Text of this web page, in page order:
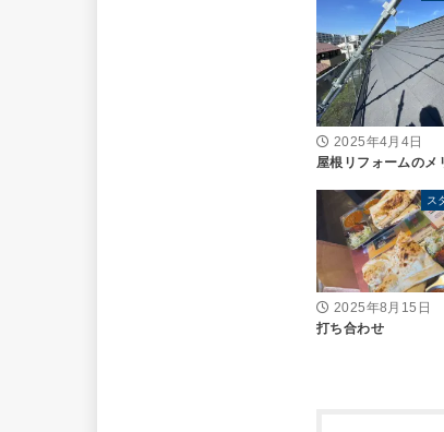
2025年4月4日
屋根リフォームのメ
ス
2025年8月15日
打ち合わせ